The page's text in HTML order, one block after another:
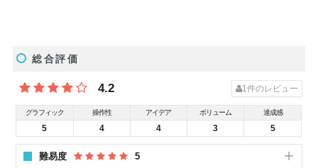
総合評価
4.2 1 件のレビュー
グラフィック
5
操作性
4
アイデア
4
ボリューム
3
達成感
5
難易度 5